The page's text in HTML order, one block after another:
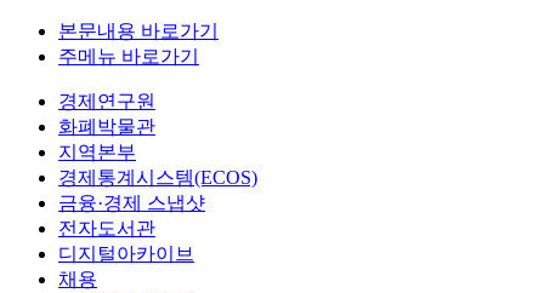
본문내용 바로가기
주메뉴 바로가기
경제연구원
화폐박물관
지역본부
경제통계시스템(ECOS)
금융·경제 스냅샷
전자도서관
디지털아카이브
채용